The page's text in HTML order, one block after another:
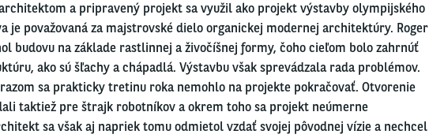
a pripravený projekt sa využil ako projekt výstavby olympijského
je považovaná za majstrovské dielo organickej modernej architektúry. Roger
budovu na základe rastlinnej a živočíšnej formy, čoho cieľom bolo zahrnúť
ako sú šľachy a chápadlá. Výstavbu však sprevádzala rada problémov.
sa prakticky tretinu roka nemohlo na projekte pokračovať. Otvorenie
taktiež pre štrajk robotníkov a okrem toho sa projekt neúmerne
sa však aj napriek tomu odmietol vzdať svojej pôvodnej vízie a nechcel